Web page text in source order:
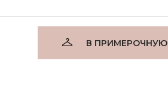
В ПРИМЕРОЧНУЮ